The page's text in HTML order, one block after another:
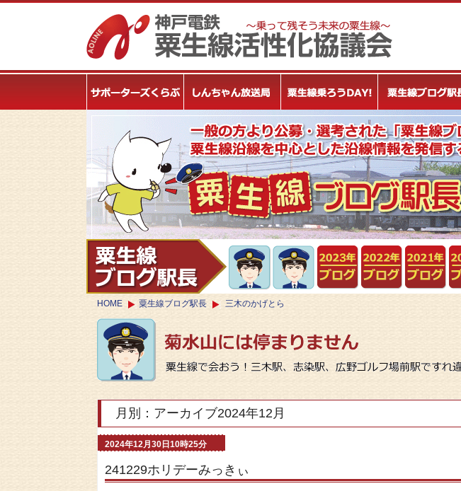
HOME 粟生線ブログ駅長 三木のかげとら
月別：アーカイブ2024年12月
2024年12月30日10時25分
241229ホリデーみっきぃ